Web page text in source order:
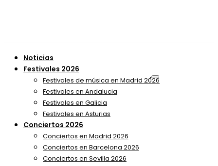
Noticias
Festivales 2026
Festivales de música en Madrid 2026
Festivales en Andalucia
Festivales en Galicia
Festivales en Asturias
Conciertos 2026
Conciertos en Madrid 2026
Conciertos en Barcelona 2026
Conciertos en Sevilla 2026